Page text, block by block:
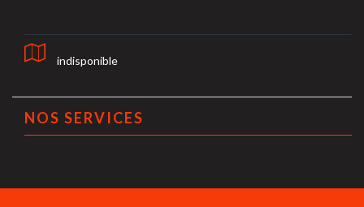
indisponible
NOS SERVICES